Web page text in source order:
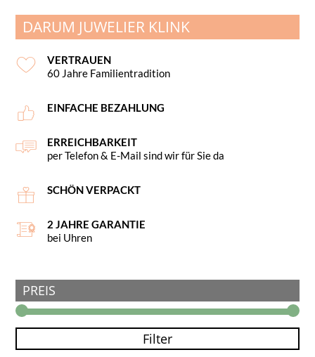
DARUM JUWELIER KLINK
VERTRAUEN
60 Jahre Familientradition
EINFACHE BEZAHLUNG
ERREICHBARKEIT
per Telefon & E-Mail sind wir für Sie da
SCHÖN VERPACKT
2 JAHRE GARANTIE
bei Uhren
PREIS
Filter